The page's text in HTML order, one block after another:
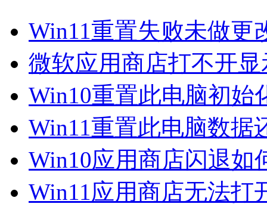
Win11重置失败未做更
微软应用商店打不开
Win10重置此电脑初始
Win11重置此电脑数据
Win10应用商店闪退如
Win11应用商店无法打